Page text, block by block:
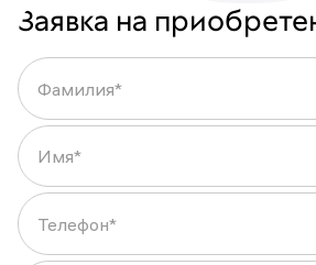
Заявка на
Фамилия*
Имя*
Телефон*
Что-то пошло не
Пожалуйста, попробуйте
позднее.